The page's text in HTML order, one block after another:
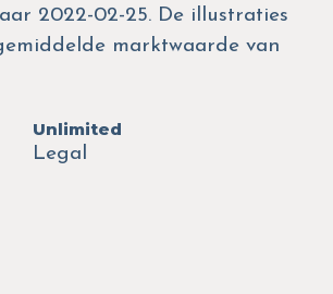
2022-02-25. De illustraties
marktwaarde van
Unlimited
Legal